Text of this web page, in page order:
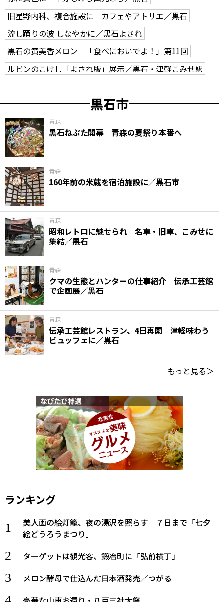
旧星野内科、複合施設に カフェやアトリエ／黒石
流し踊りの波 しなやかに／黒石よされ
黒石の黄美香メロン 「食べにおいでよ！」第11回
ルビンのこけし「よされ版」展示／黒石・津軽こみせ駅
黒石市
青森
黒石ねぷた開幕 青森の夏祭り本番へ
青森
160年前の米蔵を宿泊施設に／黒石市
青森
昭和レトロに魅せられ 名車・旧車、こみせに
集結／黒石
青森
クマの生態とハンターの仕事紹介 伝承工芸館
で企画展／黒石
青森
伝承工芸館レストラン、4日再開 津軽味わう
ビュッフェに／黒石
もっと見る＞
ランキング
美人画の絵灯籠、夜の湯沢を照らす ７日まで「七夕
絵どうろうまつり」
ターゲットは観光客、鍛冶町に「弘前横丁」
メロン酵母で仕込んだ日本酒発売／つがる